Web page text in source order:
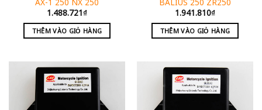
1.488.721₫
THÊM VÀO GIỎ HÀNG
1.941.810₫
THÊM VÀO GIỎ HÀNG